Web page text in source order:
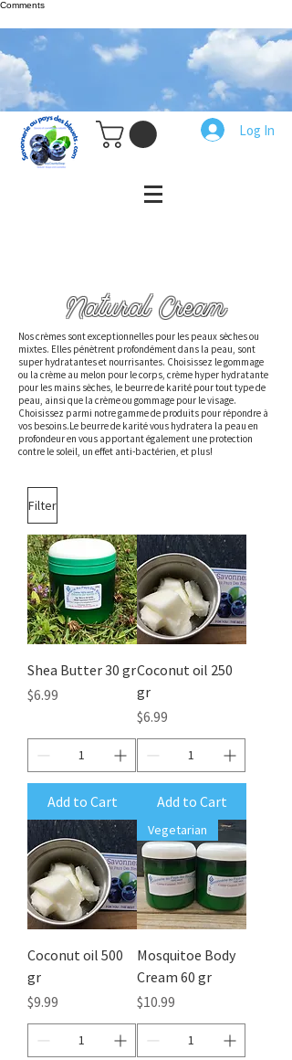
Comments
Log In
Natural Cream
Nos crèmes sont exceptionnelles pour les peaux sèches ou
mixtes. Elles pénètrent profondément dans la peau, sont
super hydratantes et nourrisantes. Choisissez le gommage
ou la crème au melon pour le corps, crème hyper hydratante
pour les mains sèches, le beurre de karité pour tout type de
peau, ainsi que la crème ou gommage pour le visage.
Choisissez parmi notre gamme de produits pour répondre à
vos besoins.​Le beurre de karité vous hydratera la peau en
profondeur en vous apportant également une protection
contre le soleil, un effet anti-bactérien, et plus!
Filter
Shea Butter 30 gr
Price
$6.99
Add to Cart
Coconut oil 250
gr
Price
$6.99
Add to Cart
Coconut oil 500
gr
Price
$9.99
Vegetarian
Mosquitoe Body
Cream 60 gr
Price
$10.99